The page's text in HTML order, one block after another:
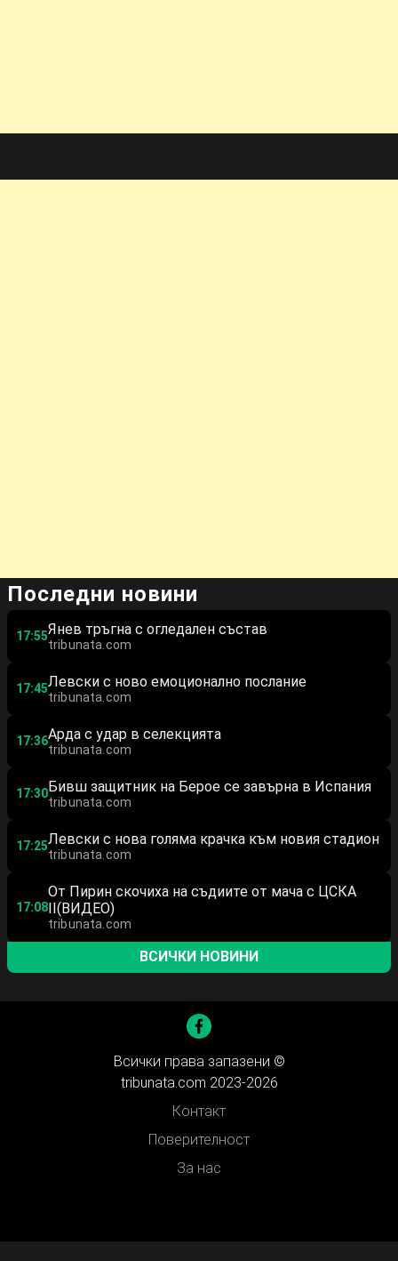
Последни новини
17:55Янев тръгна с огледален състав
tribunata.com
17:45Левски с ново емоционално послание
tribunata.com
17:36Арда с удар в селекцията
tribunata.com
17:30Бивш защитник на Берое се завърна в Испания
tribunata.com
17:25Левски с нова голяма крачка към новия стадион
tribunata.com
17:08
От Пирин скочиха на съдиите от мача с ЦСКА
II(ВИДЕО)
tribunata.com
ВСИЧКИ НОВИНИ
Всички права запазени ©
tribunata.com 2023-2026
Контакт
Поверителност
За нас